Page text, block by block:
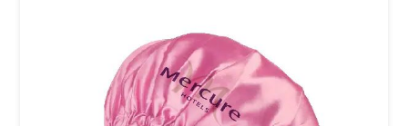
Eu concordo em receber comunicações.
A nossa empresa está comprometida a proteger e respeitar
sua privacidade, utilizaremos seus dados apenas para fins
de marketing. Você pode alterar suas preferências a
qualquer momento.